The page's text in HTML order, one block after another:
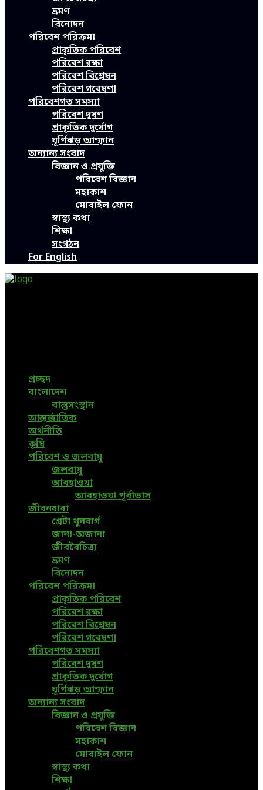
ভ্রমণ
বিনোদন
পরিবেশ পরিক্রমা
প্রাকৃতিক পরিবেশ
পরিবেশ রক্ষা
পরিবেশ বিশ্লেষন
পরিবেশ গবেষণা
পরিবেশগত সমস্যা
পরিবেশ দূষণ
প্রাকৃতিক দুর্যোগ
ঘূর্ণিঝড় আম্ফান
অন্যান্য সংবাদ
বিজ্ঞান ও প্রযুক্তি
পরিবেশ বিজ্ঞান
মহাকাশ
মোবাইল ফোন
স্বাস্থ্য কথা
শিক্ষা
সংগঠন
For English
প্রচ্ছদ
বাংলাদেশ
বাস্তুসংস্থান
আন্তর্জাতিক
অর্থনীতি
কৃষি
পরিবেশ ও জলবায়ু
জলবায়ু
আবহাওয়া
আবহাওয়া পূর্বাভাস
জীবনধারা
গ্রেটা থুনবার্গ
জানা-অজানা
জীববৈচিত্র্য
ভ্রমণ
বিনোদন
পরিবেশ পরিক্রমা
প্রাকৃতিক পরিবেশ
পরিবেশ রক্ষা
পরিবেশ বিশ্লেষন
পরিবেশ গবেষণা
পরিবেশগত সমস্যা
পরিবেশ দূষণ
প্রাকৃতিক দুর্যোগ
ঘূর্ণিঝড় আম্ফান
অন্যান্য সংবাদ
বিজ্ঞান ও প্রযুক্তি
পরিবেশ বিজ্ঞান
মহাকাশ
মোবাইল ফোন
স্বাস্থ্য কথা
শিক্ষা